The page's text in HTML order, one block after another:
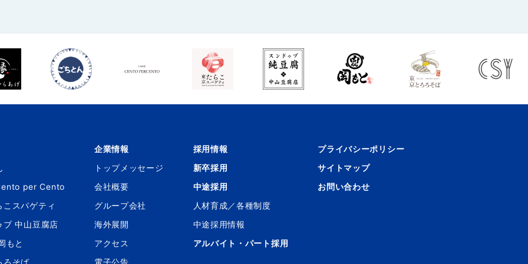
per Cento
こスパゲティ
ブ 中山豆腐店
もと
ろそば
企業情報
トップメッセージ
会社概要
グループ会社
海外展開
アクセス
電子公告
採用情報
新卒採用
中途採用
人材育成／各種制度
中途採用情報
アルバイト・パート採用
プライバシーポリシー
サイトマップ
お問い合わせ